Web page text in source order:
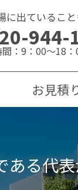
に出ているこ
944-
：9：00～18：
お見積
ある代